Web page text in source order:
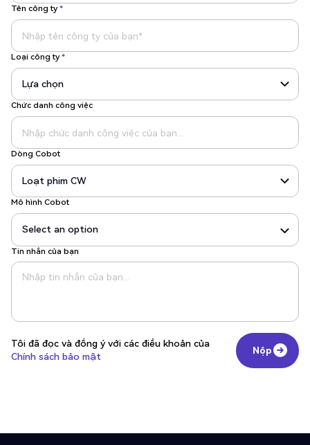
Tên công ty *
Loại công ty *
Chức danh công việc
Dòng Cobot
Mô hình Cobot
Tin nhắn của bạn
Tôi đã đọc và đồng ý với các điều khoản của
Chính sách bảo mật
Nộp
Nộp